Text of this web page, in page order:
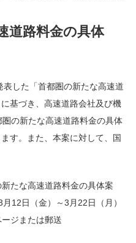
道路料金の具体
した「首都圏の新たな高速道
基づき、高速道路会社及び機
の新たな高速道路料金の具体
す。また、本案に対して、国
な高速道路料金の具体案
日（金）～3月22日（月）
ジまたは郵送